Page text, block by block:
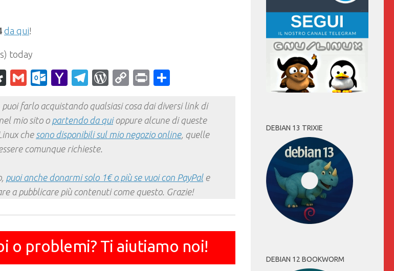
da qui!
today
Diaspora
GmailOutlook.com
YahooTelegram
WordPress
CopyPrint
puoi farlo acquistando qualsiasi cosa dai diversi link di
mio sito o partendo da quioppure alcune di queste
chesono disponibili sul mio negozio online, quelle
comunque richieste.
puoi anche donarmi solo 1€ o più se vuoi con PayPale
a pubblicare più contenuti come questo. Grazie!
o problemi? Ti aiutiamo noi!
DEBIAN 13 TRIXIE
DEBIAN 12 BOOKWORM